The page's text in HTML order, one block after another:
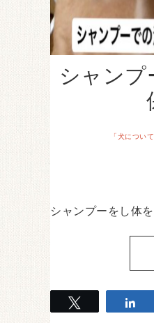
シャンプ
「犬について
シャンプーをし体